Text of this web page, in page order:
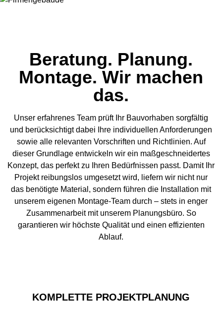
Beratung. Planung.
Montage. Wir machen
das.
Unser erfahrenes Team prüft Ihr Bauvorhaben sorgfältig
und berücksichtigt dabei Ihre individuellen Anforderungen
sowie alle relevanten Vorschriften und Richtlinien. Auf
dieser Grundlage entwickeln wir ein maßgeschneidertes
Konzept, das perfekt zu Ihren Bedürfnissen passt. Damit Ihr
Projekt reibungslos umgesetzt wird, liefern wir nicht nur
das benötigte Material, sondern führen die Installation mit
unserem eigenen Montage-Team durch – stets in enger
Zusammenarbeit mit unserem Planungsbüro. So
garantieren wir höchste Qualität und einen effizienten
Ablauf.
KOMPLETTE PROJEKTPLANUNG